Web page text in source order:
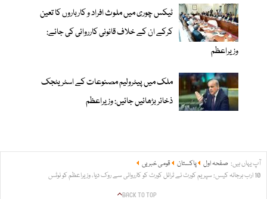
ٹیکس چوری میں ملوث افراد و کارباروں کا تعین
کرکے ان کے خلاف قانونی کارروائی کی جائے:
وزیراعظم
ملک میں پیٹرولیم مصنوعات کے اسٹریٹجک
ذخائر بڑھائیں جائیں: وزیراعظم
آپ یہاں ہیں: صفحہ اول پاکستان
قومی خبریں
10 ارب ہرجانہ کیس: سپریم کورٹ نے ٹرائل کورٹ کو کارروائی سے روک دیا، وزیراعظم کو نوٹس
BACK TO TOP